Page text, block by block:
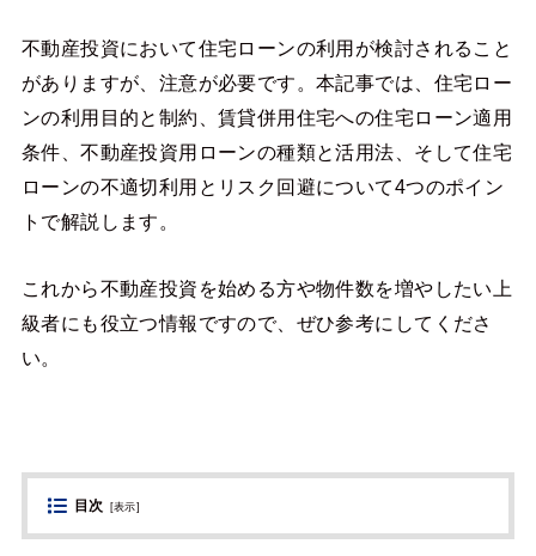
不動産投資において住宅ローンの利用が検討されること
がありますが、注意が必要です。本記事では、住宅ロー
ンの利用目的と制約、賃貸併用住宅への住宅ローン適用
条件、不動産投資用ローンの種類と活用法、そして住宅
ローンの不適切利用とリスク回避について4つのポイン
トで解説します。
これから不動産投資を始める方や物件数を増やしたい上
級者にも役立つ情報ですので、ぜひ参考にしてくださ
い。
目次 [表示]